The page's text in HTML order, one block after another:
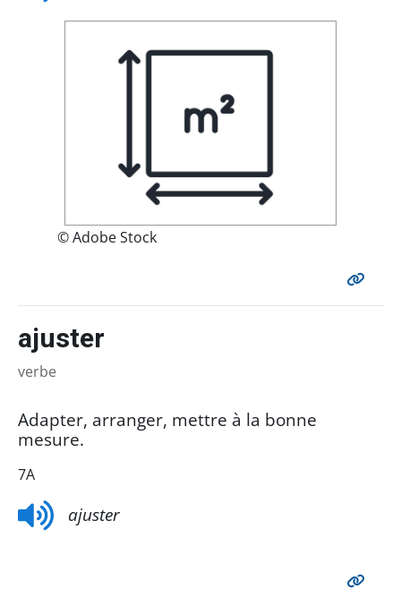
© Adobe Stock
ajuster
verbe
Adapter, arranger, mettre à la bonne
mesure.
7A
ajuster